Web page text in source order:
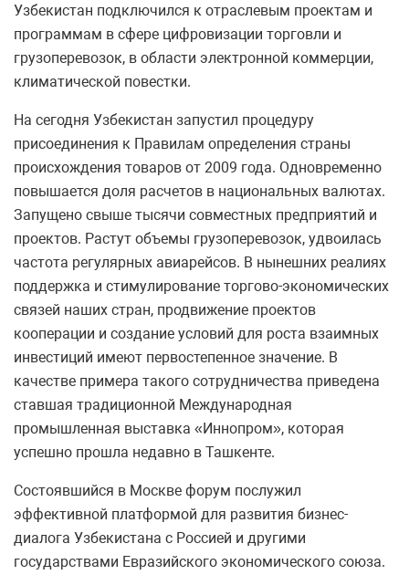
Узбекистан подключился к отраслевым проектам и
программам в сфере цифровизации торговли и
грузоперевозок, в области электронной коммерции,
климатической повестки.
На сегодня Узбекистан запустил процедуру
присоединения к Правилам определения страны
происхождения товаров от 2009 года. Одновременно
повышается доля расчетов в национальных валютах.
Запущено свыше тысячи совместных предприятий и
проектов. Растут объемы грузоперевозок, удвоилась
частота регулярных авиарейсов. В нынешних реалиях
поддержка и стимулирование торгово-экономических
связей наших стран, продвижение проектов
кооперации и создание условий для роста взаимных
инвестиций имеют первостепенное значение. В
качестве примера такого сотрудничества приведена
ставшая традиционной Международная
промышленная выставка «Иннопром», которая
успешно прошла недавно в Ташкенте.
Состоявшийся в Москве форум послужил
эффективной платформой для развития бизнес-
диалога Узбекистана с Россией и другими
государствами Евразийского экономического союза.